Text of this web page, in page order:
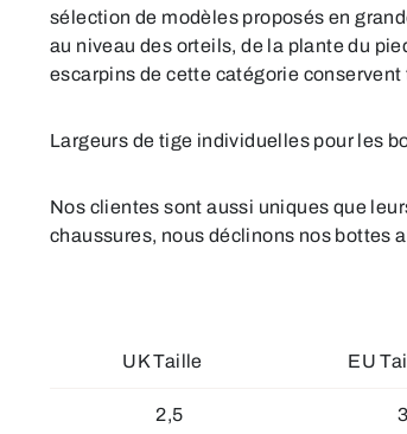
sélection de modèles proposés en
au niveau des orteils, de la plante du
escarpins de cette catégorie
Largeurs de tige individuelles pour les
Nos clientes sont aussi uniques que
chaussures, nous déclinons nos bottes
UK Taille EU
2,5